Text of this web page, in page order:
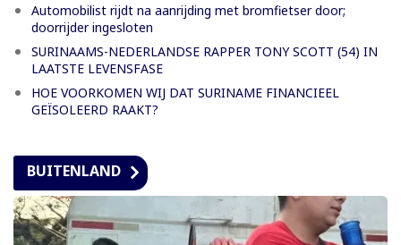
Automobilist rijdt na aanrijding met bromfietser door;
doorrijder ingesloten
SURINAAMS-NEDERLANDSE RAPPER TONY SCOTT (54) IN
LAATSTE LEVENSFASE
HOE VOORKOMEN WIJ DAT SURINAME FINANCIEEL
GEÏSOLEERD RAAKT?
BUITENLAND